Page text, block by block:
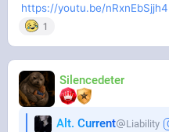
https://youtu.be/nRxnEbSjjh4
1
Silencedeter
Alt. Current Liability